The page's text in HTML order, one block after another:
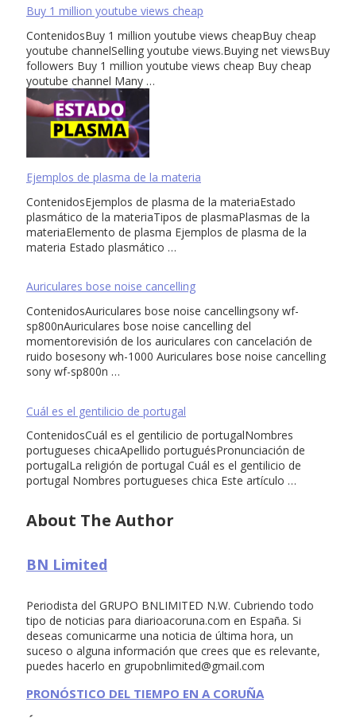
Buy 1 million youtube views cheap
ContenidosBuy 1 million youtube views cheapBuy cheap
youtube channelSelling youtube views.Buying net viewsBuy
followers Buy 1 million youtube views cheap Buy cheap
youtube channel Many …
Ejemplos de plasma de la materia
ContenidosEjemplos de plasma de la materiaEstado
plasmático de la materiaTipos de plasmaPlasmas de la
materiaElemento de plasma Ejemplos de plasma de la
materia Estado plasmático …
Auriculares bose noise cancelling
ContenidosAuriculares bose noise cancellingsony wf-
sp800nAuriculares bose noise cancelling del
momentorevisión de los auriculares con cancelación de
ruido bosesony wh-1000 Auriculares bose noise cancelling
sony wf-sp800n …
Cuál es el gentilicio de portugal
ContenidosCuál es el gentilicio de portugalNombres
portugueses chicaApellido portuguésPronunciación de
portugalLa religión de portugal Cuál es el gentilicio de
portugal Nombres portugueses chica Este artículo …
About The Author
BN Limited
Periodista del GRUPO BNLIMITED N.W. Cubriendo todo
tipo de noticias para diarioacoruna.com en España. Si
deseas comunicarme una noticia de última hora, un
suceso o alguna información que crees que es relevante,
puedes hacerlo en grupobnlimited@gmail.com
PRONÓSTICO DEL TIEMPO EN A CORUÑA